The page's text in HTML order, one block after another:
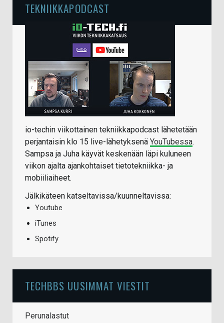
TEKNIIKKAPODCAST
io-techin viikottainen tekniikkapodcast lähetetään
perjantaisin klo 15 live-lähetyksenä YouTubessa.
Sampsa ja Juha käyvät keskenään läpi kuluneen
viikon ajalta ajankohtaiset tietotekniikka- ja
mobiiliaiheet.
Jälkikäteen katseltavissa/kuunneltavissa:
Youtube
iTunes
Spotify
TECHBBS UUSIMMAT VIESTIT
Perunalastut